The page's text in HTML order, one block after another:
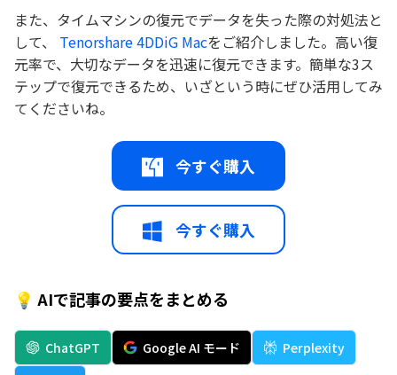
また、タイムマシンの復元でデータを失った際の対処法と
して、 Tenorshare 4DDiG Macをご紹介しました。高い復
元率で、大切なデータを迅速に復元できます。簡単な3ス
テップで復元できるため、いざという時にぜひ活用してみ
てくださいね。
今すぐ購入
今すぐ購入
💡 AIで記事の要点をまとめる
ChatGPT Google AI モード
Perplexity